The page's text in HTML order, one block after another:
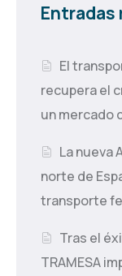
El
recupera el
un mercado
La nueva
norte de
transporte
Tras el
TRAMESA